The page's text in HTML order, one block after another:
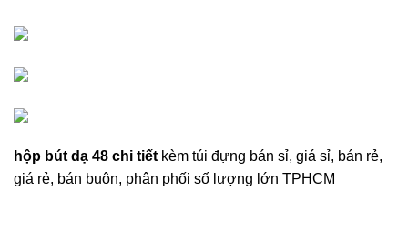
hộp bút dạ 48 chi tiết kèm túi đựng bán sỉ, giá sỉ, bán rẻ,
giá rẻ, bán buôn, phân phối số lượng lớn TPHCM